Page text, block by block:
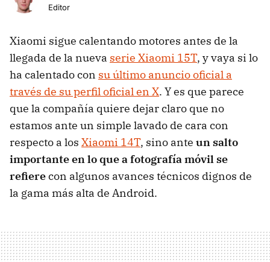
Editor
Xiaomi sigue calentando motores antes de la
llegada de la nueva serie Xiaomi 15T, y vaya si lo
ha calentado con su último anuncio oficial a
través de su perfil oficial en X. Y es que parece
que la compañía quiere dejar claro que no
estamos ante un simple lavado de cara con
respecto a los Xiaomi 14T, sino ante un salto
importante en lo que a fotografía móvil se
refierecon algunos avances técnicos dignos de
la gama más alta de Android.